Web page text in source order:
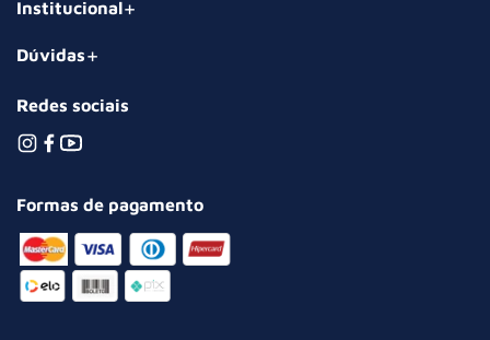
Institucional
Dúvidas
Redes sociais
Formas de pagamento